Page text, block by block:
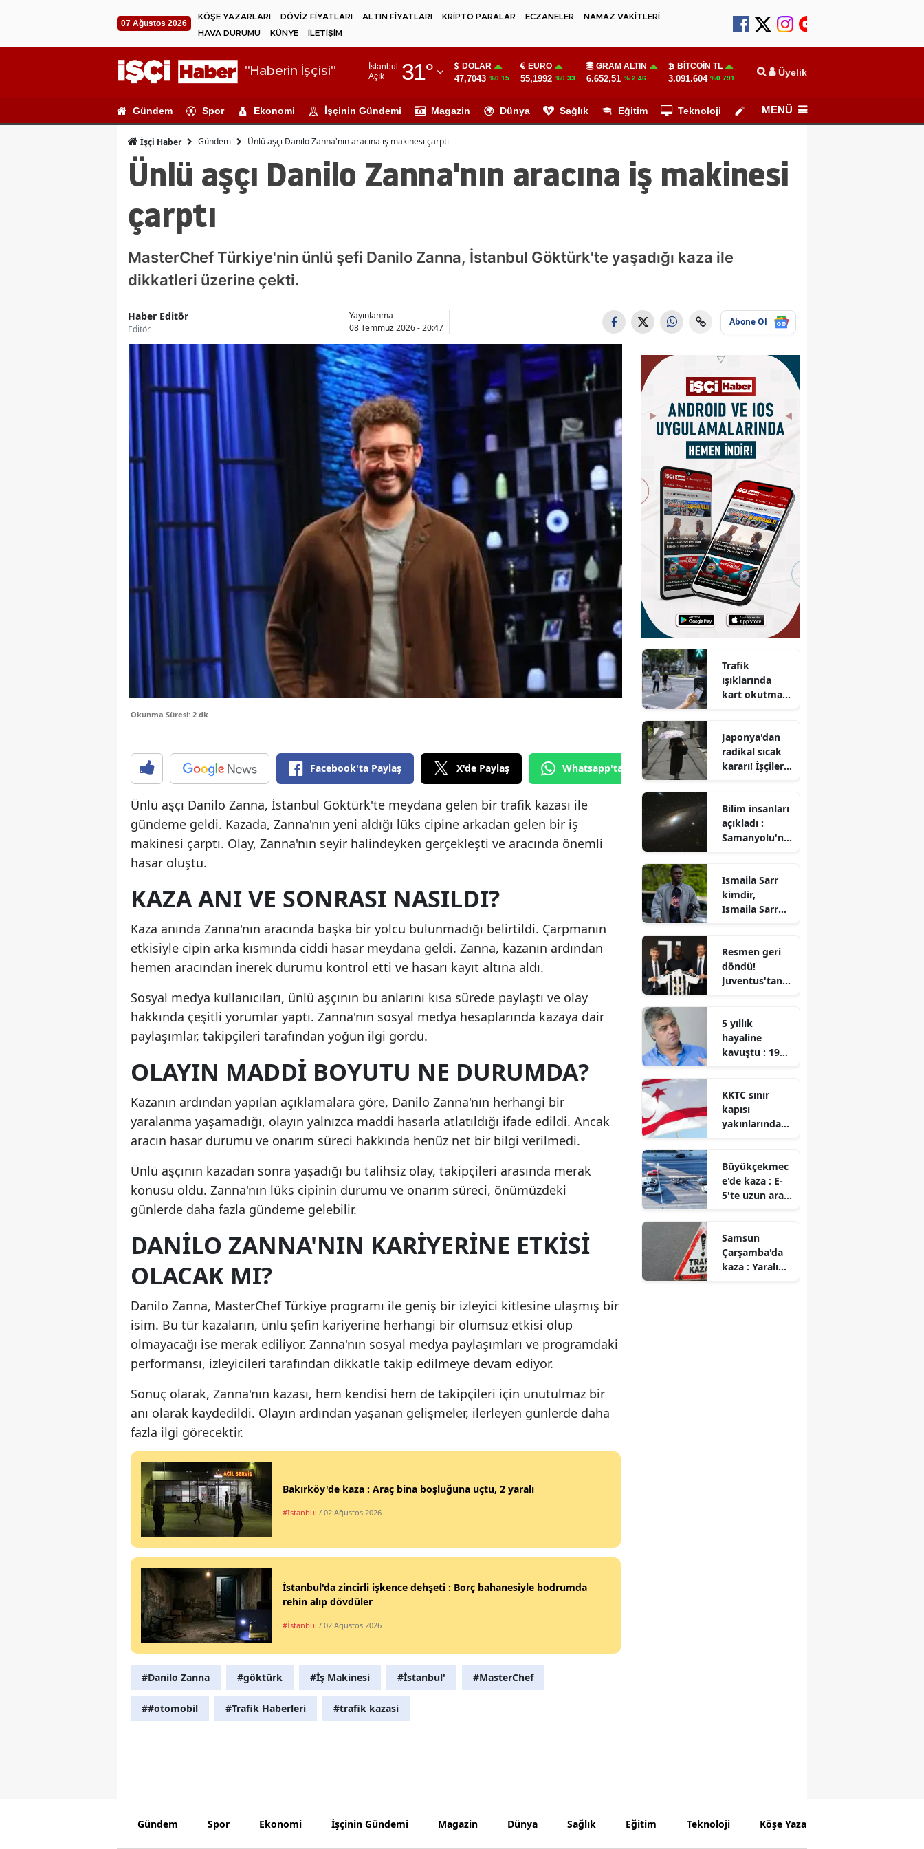
07 Ağustos 2026
KÖŞE YAZARLARI DÖVİZ FİYATLARI ALTIN FİYATLARI KRİPTO PARALAR ECZANELER
NAMAZ VAKİTLERİ
HAVA DURUMU
KÜNYE İLETİŞİM
"Haberin İşçisi"
İstanbul
Açık
31°
Adıyaman
Ağrı
Ankara
Aydın
Bilecik
Bingöl
Bitlis
Bolu
Burdur
Bursa
Çanakkale
Çankırı
Çorum
Denizli
Diyarbakır
Edirne
Elazığ
Erzincan
Gaziantep
Giresun
Gümüşhane
Mersin
İstanbul
İzmir
Kars
Kayseri
Kırklareli
Kırşehir
Kocaeli
Konya
Malatya
Kahramanmaraş
Mardin
Muğla
Muş
Nevşehir
Niğde
Siirt
Tekirdağ
Tokat
Uşak
Van
DOLAR
47,7043 %0.15
EURO
55,1992 %0.33
GRAM ALTIN
6.652,51 % 2,46
BITCOIN TL
3.091.604 %0.791 Üyelik
Gündem Spor Ekonomi İşçinin Gündemi Magazin Dünya Sağlık Eğitim Teknoloji Köşe Yazarları
MENÜ
İşçi Haber Gündem Ünlü aşçı Danilo Zanna'nın aracına iş makinesi çarptı
Ünlü aşçı Danilo Zanna'nın aracına iş makinesi
çarptı
MasterChef Türkiye'nin ünlü şefi Danilo Zanna, İstanbul Göktürk'te yaşadığı kaza ile
dikkatleri üzerine çekti.
Haber Editör
Editör
Yayınlanma
08 Temmuz 2026 - 20:47
Abone Ol
Okunma Süresi: 2 dk
Facebook'ta Paylaş X'de Paylaş Whatsapp'tan Gönder
Ünlü aşçı Danilo Zanna, İstanbul Göktürk'te meydana gelen bir trafik kazası ile
gündeme geldi. Kazada, Zanna'nın yeni aldığı lüks cipine arkadan gelen bir iş
makinesi çarptı. Olay, Zanna'nın seyir halindeyken gerçekleşti ve aracında önemli
hasar oluştu.
KAZA ANI VE SONRASI NASILDI?
Kaza anında Zanna'nın aracında başka bir yolcu bulunmadığı belirtildi. Çarpmanın
etkisiyle cipin arka kısmında ciddi hasar meydana geldi. Zanna, kazanın ardından
hemen aracından inerek durumu kontrol etti ve hasarı kayıt altına aldı.
Sosyal medya kullanıcıları, ünlü aşçının bu anlarını kısa sürede paylaştı ve olay
hakkında çeşitli yorumlar yaptı. Zanna'nın sosyal medya hesaplarında kazaya dair
paylaşımlar, takipçileri tarafından yoğun ilgi gördü.
OLAYIN MADDI BOYUTU NE DURUMDA?
Kazanın ardından yapılan açıklamalara göre, Danilo Zanna'nın herhangi bir
yaralanma yaşamadığı, olayın yalnızca maddi hasarla atlatıldığı ifade edildi. Ancak
aracın hasar durumu ve onarım süreci hakkında henüz net bir bilgi verilmedi.
Ünlü aşçının kazadan sonra yaşadığı bu talihsiz olay, takipçileri arasında merak
konusu oldu. Zanna'nın lüks cipinin durumu ve onarım süreci, önümüzdeki
günlerde daha fazla gündeme gelebilir.
DANILO ZANNA'NIN KARIYERINE ETKISI
OLACAK MI?
Danilo Zanna, MasterChef Türkiye programı ile geniş bir izleyici kitlesine ulaşmış bir
isim. Bu tür kazaların, ünlü şefin kariyerine herhangi bir olumsuz etkisi olup
olmayacağı ise merak ediliyor. Zanna'nın sosyal medya paylaşımları ve programdaki
performansı, izleyicileri tarafından dikkatle takip edilmeye devam ediyor.
Sonuç olarak, Zanna'nın kazası, hem kendisi hem de takipçileri için unutulmaz bir
anı olarak kaydedildi. Olayın ardından yaşanan gelişmeler, ilerleyen günlerde daha
fazla ilgi görecektir.
Bakırköy'de kaza : Araç bina boşluğuna uçtu, 2 yaralı
#İstanbul / 02 Ağustos 2026
İstanbul'da zincirli işkence dehşeti : Borç bahanesiyle bodrumda
rehin alıp dövdüler
#İstanbul / 02 Ağustos 2026
#Danilo Zanna #göktürk #İş Makinesi #İstanbul' #MasterChef
##otomobil #Trafik Haberleri #trafik kazasi
Trafik
ışıklarında
kart okutma
süresi artık
kişiye göre
değişiyor
Japonya'dan
radikal sıcak
kararı! İşçileri
düzenlemesi
yapıldı
Bilim insanları
açıkladı :
Samanyolu'nd
olabilir
Ismaila Sarr
kimdir,
Ismaila Sarr
hangi
takımlarda
oynadı?
Resmen geri
döndü!
Juventus'tan
5 yıllık
hayaline
kavuştu : 1987
Cengiz
Kurtoğlu’nu
ziyaret etti
KKTC sınır
kapısı
yakınlarında
alındı
Büyükçekmec
e'de kaza : E-
5'te uzun araç
Samsun
Çarşamba'da
kaza : Yaralı
Gündem Spor Ekonomi İşçinin Gündemi Magazin Dünya Sağlık Eğitim Teknoloji Köşe Yazarları